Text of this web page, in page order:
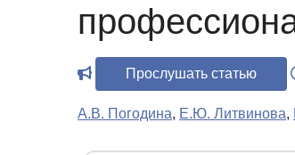
Прослушать статью
А.В. Погодина, Е.Ю. Литвинова,